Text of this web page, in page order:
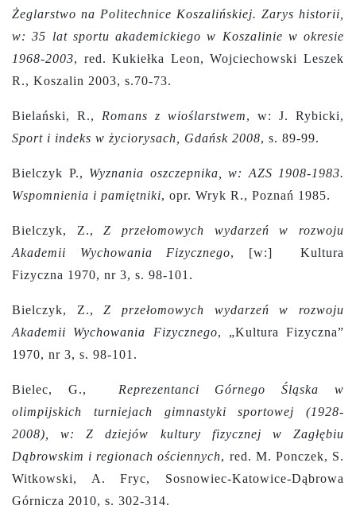
Żeglarstwo na Politechnice Koszalińskiej. Zarys historii,
w: 35 lat sportu akademickiego w Koszalinie w okresie
1968-2003, red. Kukiełka Leon, Wojciechowski Leszek
R., Koszalin 2003, s.70-73.
Bielański, R., Romans z wioślarstwem, w: J. Rybicki,
Sport i indeks w życiorysach, Gdańsk 2008, s. 89-99.
Bielczyk P., Wyznania oszczepnika, w: AZS 1908-1983.
Wspomnienia i pamiętniki, opr. Wryk R., Poznań 1985.
Bielczyk, Z.,Z przełomowych wydarzeń w rozwoju
Akademii Wychowania Fizycznego, [w:]
Kultura
Fizyczna 1970, nr 3, s. 98-101.
Bielczyk, Z.,Z przełomowych wydarzeń w rozwoju
Akademii Wychowania Fizycznego, „Kultura Fizyczna”
1970, nr 3, s. 98-101.
Bielec, G., Reprezentanci Górnego Śląska w
olimpijskich turniejach gimnastyki sportowej (1928-
2008), w: Z dziejów kultury fizycznej w Zagłębiu
Dąbrowskim i regionach ościennych, red. M. Ponczek, S.
Witkowski, A. Fryc, Sosnowiec-Katowice-Dąbrowa
Górnicza 2010, s. 302-314.